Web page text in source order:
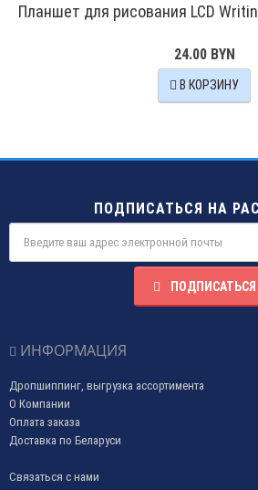
Планшет для рисования LCD
24.00 BYN
В КОРЗИНУ
ПОДПИСАТЬСЯ НА
ПОДПИСАТЬСЯ
ИНФОРМАЦИЯ
Дропшиппинг, выгрузка ассортимента
О Компании
Оплата заказа
Доставка по Беларуси
Связаться с нами